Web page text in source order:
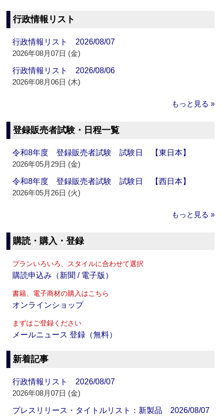
行政情報リスト
行政情報リスト 2026/08/07
2026年08月07日 (金)
行政情報リスト 2026/08/06
2026年08月06日 (木)
もっと見る »
登録販売者試験・日程一覧
令和8年度 登録販売者試験 試験日 【東日本】
2026年05月29日 (金)
令和8年度 登録販売者試験 試験日 【西日本】
2026年05月26日 (火)
もっと見る »
購読・購入・登録
プランいろいろ、スタイルに合わせて選択
購読申込み（新聞 / 電子版）
書籍、電子商材の購入はこちら
オンラインショップ
まずはご登録ください
メールニュース 登録（無料）
新着記事
行政情報リスト 2026/08/07
2026年08月07日 (金)
プレスリリース・タイトルリスト：新製品 2026/08/07